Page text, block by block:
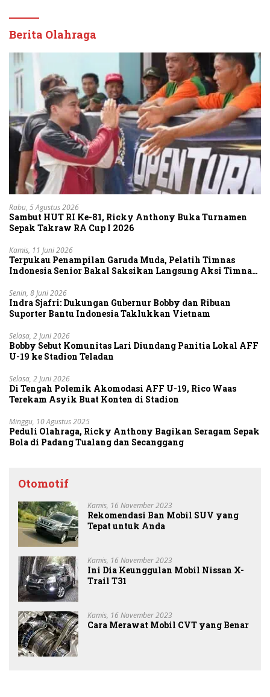
Berita Olahraga
Rabu, 5 Agustus 2026
Sambut HUT RI Ke-81, Ricky Anthony Buka Turnamen
Sepak Takraw RA Cup I 2026
Kamis, 11 Juni 2026
Terpukau Penampilan Garuda Muda, Pelatih Timnas
Indonesia Senior Bakal Saksikan Langsung Aksi Timnas
Senin, 8 Juni 2026
Indra Sjafri: Dukungan Gubernur Bobby dan Ribuan
Suporter Bantu Indonesia Taklukkan Vietnam
Selasa, 2 Juni 2026
Bobby Sebut Komunitas Lari Diundang Panitia Lokal AFF
U-19 ke Stadion Teladan
Selasa, 2 Juni 2026
Di Tengah Polemik Akomodasi AFF U-19, Rico Waas
Terekam Asyik Buat Konten di Stadion
Minggu, 10 Agustus 2025
Peduli Olahraga, Ricky Anthony Bagikan Seragam Sepak
Bola di Padang Tualang dan Secanggang
Otomotif
Kamis, 16 November 2023
Rekomendasi Ban Mobil SUV yang
Tepat untuk Anda
Kamis, 16 November 2023
Ini Dia Keunggulan Mobil Nissan X-
Trail T31
Kamis, 16 November 2023
Cara Merawat Mobil CVT yang Benar